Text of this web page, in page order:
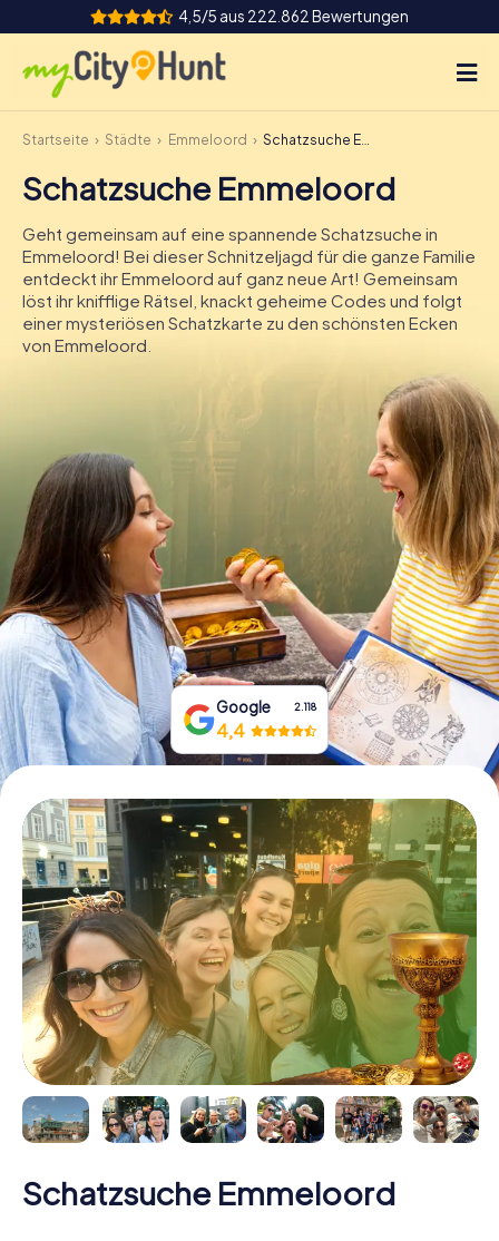
4,5/5 aus 222.862 Bewertungen
So funktioniert's
Städte
Touren
Teamevent
Tickets
DE
IE
IT
Tickets buchen
Gutscheine bestellen
Startseite Städte Emmeloord Schatzsuche Emmeloord
Schatzsuche Emmeloord
Geht gemeinsam auf eine spannende Schatzsuche in
Emmeloord! Bei dieser Schnitzeljagd für die ganze Familie
entdeckt ihr Emmeloord auf ganz neue Art! Gemeinsam
löst ihr knifflige Rätsel, knackt geheime Codes und folgt
einer mysteriösen Schatzkarte zu den schönsten Ecken
von Emmeloord.
Google 2.118
4,4
Schatzsuche Emmeloord